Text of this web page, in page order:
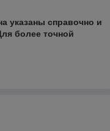
указаны справочно и
более точной